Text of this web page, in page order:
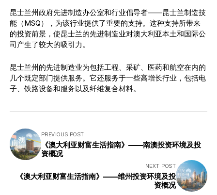
昆士兰州政府先进制造办公室和行业倡导者——昆士兰制造技
能（MSQ），为该行业提供了重要的支持。这种支持所带来
的投资前景，使昆士兰的先进制造业对澳大利亚本土和国际公
司产生了较大的吸引力。
昆士兰州的先进制造业为包括工程、采矿、医药和航空在内的
几个既定部门提供服务。它还服务于一些高增长行业，包括电
子、铁路设备和服务以及纤维复合材料。
PREVIOUS POST
《澳大利亚财富生活指南》——南澳投资环境及投
资概况
NEXT POST
《澳大利亚财富生活指南》——维州投资环境及投
资概况